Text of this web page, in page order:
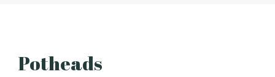
Potheads